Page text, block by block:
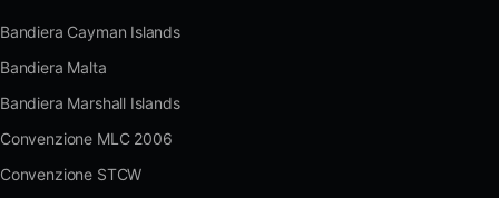
Bandiera Cayman Islands
Bandiera Malta
Bandiera Marshall Islands
Convenzione MLC 2006
Convenzione STCW